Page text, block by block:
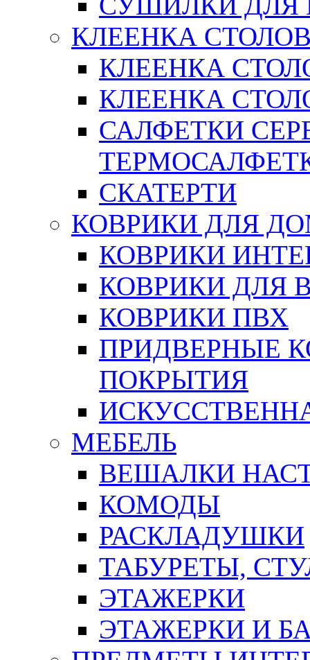
КЛЕЕНКА
КЛЕЕНКА
КЛЕЕНКА
САЛФЕТКИ
СКАТЕРТИ
КОВРИКИ ДЛЯ
КОВРИКИ
КОВРИКИ ДЛЯ
КОВРИКИ ПВХ
ПРИДВЕРНЫЕ
ПОКРЫТИЯ
МЕБЕЛЬ
ВЕШАЛКИ
КОМОДЫ
РАСКЛАДУШКИ
ТАБУРЕТЫ,
ЭТАЖЕРКИ
ЭТАЖЕРКИ И